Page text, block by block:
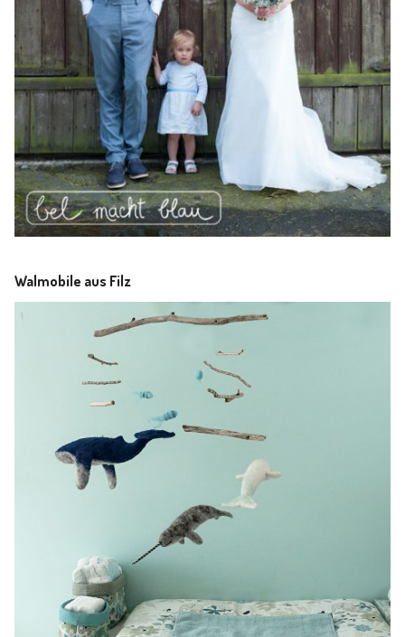
Walmobile aus Filz